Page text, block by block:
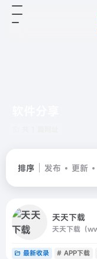
排序 发布 更新
天天下载
最新收录 # APP下载